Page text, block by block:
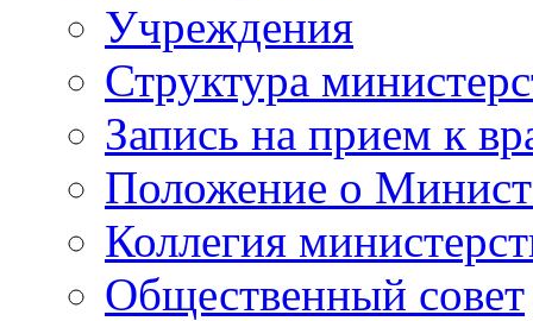
Учреждения
Структура
Запись на прием к
Положение о
Коллегия
Общественный совет